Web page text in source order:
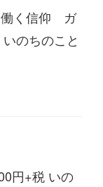
働く信仰 ガ
のちのこと
円+税 いの